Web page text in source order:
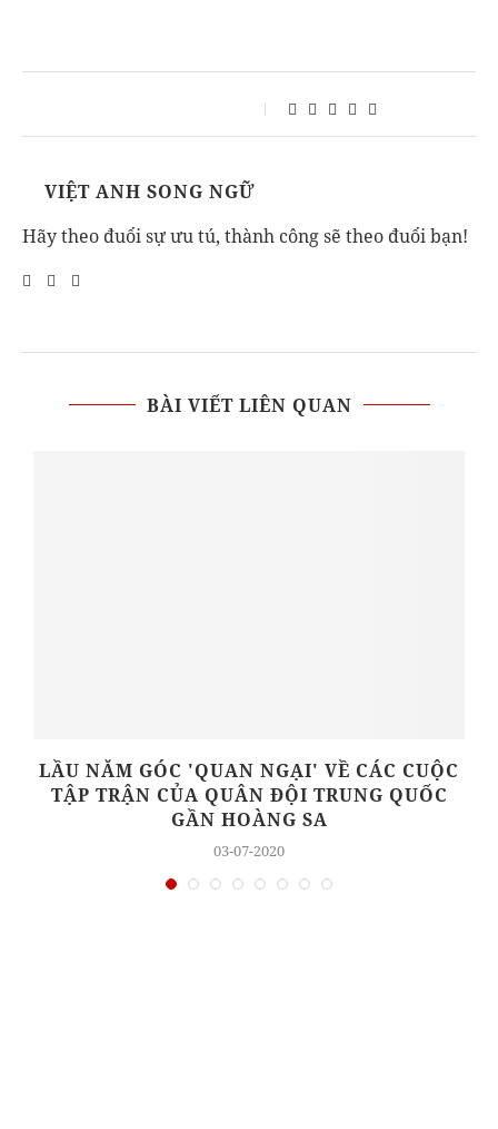
VIỆT ANH SONG NGỮ
Hãy theo đuổi sự ưu tú, thành công sẽ theo đuổi bạn!
BÀI VIẾT LIÊN QUAN
LẦU NĂM GÓC 'QUAN NGẠI' VỀ CÁC CUỘC
TẬP TRẬN CỦA QUÂN ĐỘI TRUNG QUỐC
GẦN HOÀNG SA
03-07-2020